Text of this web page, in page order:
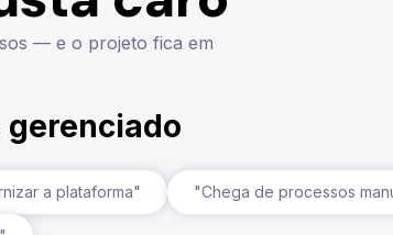
— e o projeto fica em
gerenciado
a plataforma" "Chega de processos